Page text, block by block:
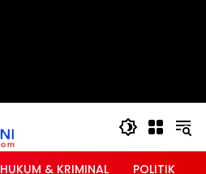
HUKUM & KRIMINAL POLITIK